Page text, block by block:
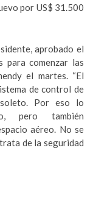
por US$ 31.500
aprobado el
para comenzar las
el martes. “El
de control de
Por eso lo
pero también
aéreo. No se
de la seguridad